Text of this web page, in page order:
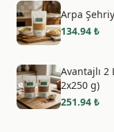
Arpa
134.94 ₺
Avantajlı 2
2x250 g)
251.94 ₺